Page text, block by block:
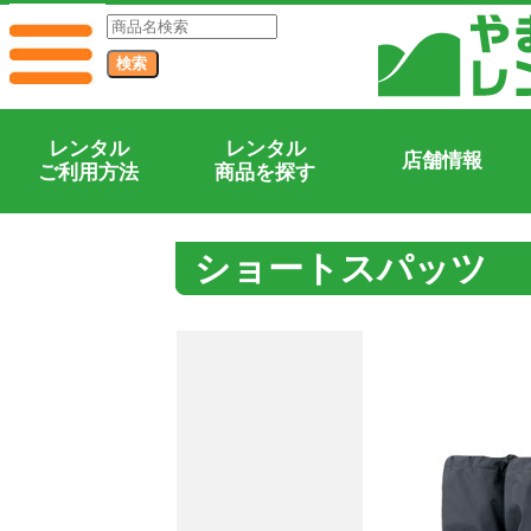
レンタル
ご利用方法
レンタル
商品を探す
店舗情報
ショートスパッツ